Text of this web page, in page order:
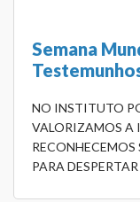
Semana
NO INSTITUTO
VALORIZAMOS A
RECONHECEMOS
PARA